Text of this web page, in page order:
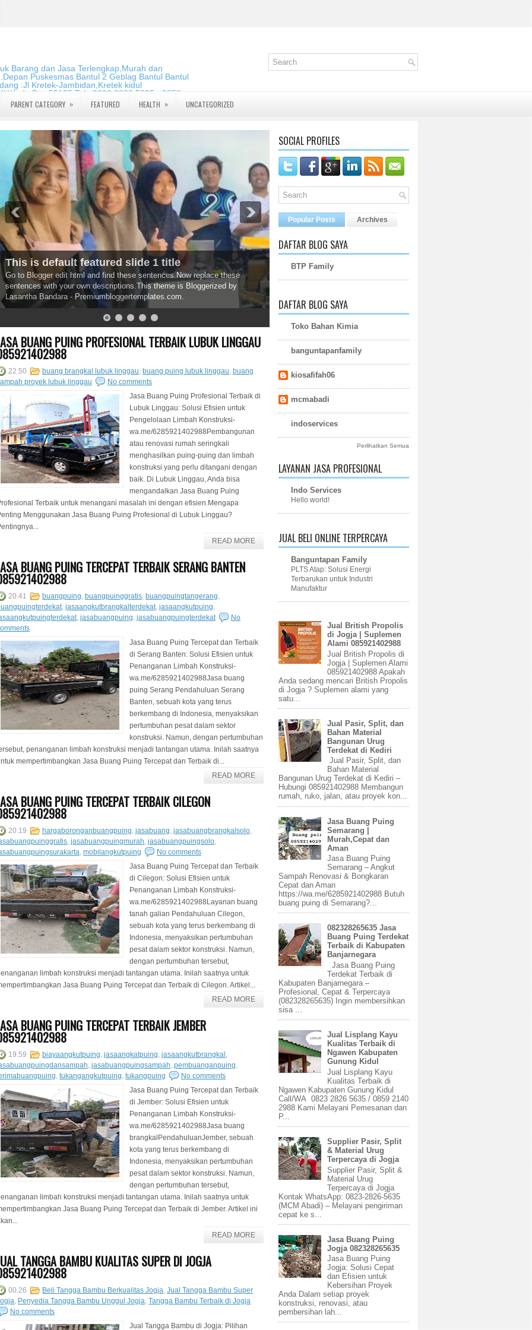
Barang dan Jasa Terlengkap,Murah dan
Puskesmas Bantul 2 Geblag Bantul Bantul
:Jl Kretek-Jambidan,Kretek kidul
Pos:55195 Telp:0823 2826 5635 - 0859
PARENT CATEGORY » FEATURED HEALTH » UNCATEGORIZED
This is default featured slide 1 title
Go to Blogger edit html and find these sentences.Now replace these
sentences with your own descriptions.This theme is Bloggerized by
Lasantha Bandara - Premiumbloggertemplates.com.
BUANG PUING PROFESIONAL TERBAIK LUBUK LINGGAU
22.50 buang brangkal lubuk linggau, buang puing lubuk linggau, buang
proyek lubuk linggau
No comments
Jasa Buang Puing Profesional Terbaik di
Lubuk Linggau: Solusi Efisien untuk
Pengelolaan Limbah Konstruksi-
wa.me/6285921402988Pembangunan
atau renovasi rumah seringkali
menghasilkan puing-puing dan limbah
konstruksi yang perlu ditangani dengan
baik. Di Lubuk Linggau, Anda bisa
mengandalkan Jasa Buang Puing
Terbaik untuk menangani masalah ini dengan efisien.Mengapa
Menggunakan Jasa Buang Puing Profesional di Lubuk Linggau?
READ MORE
BUANG PUING TERCEPAT TERBAIK SERANG BANTEN
20.41 buangpuing, buangpuinggratis, buangpuingtangerang,
, jasaangkutbrangkalterdekat, jasaangkutpuing,
, jasabuangpuing, jasabuangpuingterdekat
No
Jasa Buang Puing Tercepat dan Terbaik
di Serang Banten: Solusi Efisien untuk
Penanganan Limbah Konstruksi-
wa.me/6285921402988Jasa buang
puing Serang Pendahuluan Serang
Banten, sebuah kota yang terus
berkembang di Indonesia, menyaksikan
pertumbuhan pesat dalam sektor
konstruksi. Namun, dengan pertumbuhan
penanganan limbah konstruksi menjadi tantangan utama. Inilah saatnya
mempertimbangkan Jasa Buang Puing Tercepat dan Terbaik di...
READ MORE
BUANG PUING TERCEPAT TERBAIK CILEGON
20.19 hargaboronganbuangpuing, jasabuang, jasabuangbrangkalsolo,
, jasabuangpuingmurah, jasabuangpuingsolo,
, mobilangkutpuing
No comments
Jasa Buang Puing Tercepat dan Terbaik
di Cilegon: Solusi Efisien untuk
Penanganan Limbah Konstruksi-
wa.me/6285921402988Layanan buang
tanah galian Pendahuluan Cilegon,
sebuah kota yang terus berkembang di
Indonesia, menyaksikan pertumbuhan
pesat dalam sektor konstruksi. Namun,
dengan pertumbuhan tersebut,
limbah konstruksi menjadi tantangan utama. Inilah saatnya untuk
Jasa Buang Puing Tercepat dan Terbaik di Cilegon. Artikel...
READ MORE
BUANG PUING TERCEPAT TERBAIK JEMBER
19.59 biayaangkutpuing, jasaangkatpuing, jasaangkutbrangkal ,
, jasabuangpuingsampah, pembuanganpuing,
, tukangangkutpuing, tukangpuing
No comments
Jasa Buang Puing Tercepat dan Terbaik
di Jember: Solusi Efisien untuk
Penanganan Limbah Konstruksi-
wa.me/6285921402988Jasa buang
brangkalPendahuluanJember, sebuah
kota yang terus berkembang di
Indonesia, menyaksikan pertumbuhan
pesat dalam sektor konstruksi. Namun,
dengan pertumbuhan tersebut,
limbah konstruksi menjadi tantangan utama. Inilah saatnya untuk
Jasa Buang Puing Tercepat dan Terbaik di Jember. Artikel ini
READ MORE
TANGGA BAMBU KUALITAS SUPER DI JOGJA
00.26 Beli Tangga Bambu Berkualitas Jogja, Jual Tangga Bambu Super
, Penyedia Tangga Bambu Unggul Jogja, Tangga Bambu Terbaik di Jogja
No comments
Jual Tangga Bambu di Jogja: Pilihan
SOCIAL PROFILES
Popular Posts Archives
DAFTAR BLOG SAYA
BTP Family
DAFTAR BLOG SAYA
Toko Bahan Kimia
banguntapanfamily
kiosafifah06
mcmabadi
indoservices
Perlihatkan Semua
LAYANAN JASA PROFESIONAL
Indo Services
Hello world!
JUAL BELI ONLINE TERPERCAYA
Banguntapan Family
PLTS Atap: Solusi Energi
Terbarukan untuk Industri
Manufaktur
Jual British Propolis
di Jogja | Suplemen
Alami 085921402988
Jual British Propolis di
Jogja | Suplemen Alami
085921402988 Apakah
Anda sedang mencari British Propolis
di Jogja ? Suplemen alami yang
satu...
Jual Pasir, Split, dan
Bahan Material
Bangunan Urug
Terdekat di Kediri
Jual Pasir, Split, dan
Bahan Material
Bangunan Urug Terdekat di Kediri –
Hubungi 085921402988 Membangun
rumah, ruko, jalan, atau proyek kon...
Jasa Buang Puing
Semarang |
Murah,Cepat dan
Aman
Jasa Buang Puing
Semarang – Angkut
Sampah Renovasi & Bongkaran
Cepat dan Aman
https://wa.me/6285921402988 Butuh
buang puing di Semarang?...
082328265635 Jasa
Buang Puing Terdekat
Terbaik di Kabupaten
Banjarnegara
Jasa Buang Puing
Terdekat Terbaik di
Kabupaten Banjarnegara –
Profesional, Cepat & Terpercaya
(082328265635) Ingin membersihkan
sisa ...
Jual Lisplang Kayu
Kualitas Terbaik di
Ngawen Kabupaten
Gunung Kidul
Jual Lisplang Kayu
Kualitas Terbaik di
Ngawen Kabupaten Gunung Kidul
Call/WA 0823 2826 5635 / 0859 2140
2988 Kami Melayani Pemesanan dan
P...
Supplier Pasir, Split
& Material Urug
Terpercaya di Jogja
Supplier Pasir, Split &
Material Urug
Terpercaya di Jogja
Kontak WhatsApp: 0823-2826-5635
(MCM Abadi) – Melayani pengiriman
cepat ke s...
Jasa Buang Puing
Jogja 082328265635
Jasa Buang Puing
Jogja: Solusi Cepat
dan Efisien untuk
Kebersihan Proyek
Anda Dalam setiap proyek
konstruksi, renovasi, atau
pembersihan lah...